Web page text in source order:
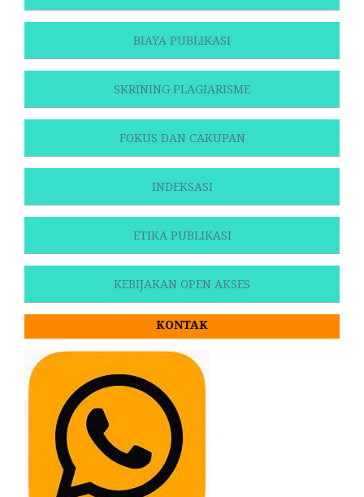
BIAYA PUBLIKASI
SKRINING PLAGIARISME
FOKUS DAN CAKUPAN
INDEKSASI
ETIKA PUBLIKASI
KEBIJAKAN OPEN AKSES
KONTAK